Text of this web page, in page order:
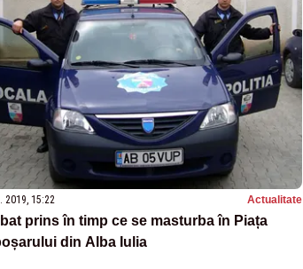
2019, 15:22 Actualitate
prins în timp ce se masturba în Piața
din Alba Iulia